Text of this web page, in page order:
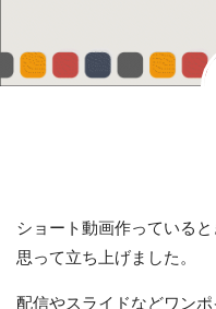
ショート動画作っている
思って立ち上げました。
配信やスライドなどワン